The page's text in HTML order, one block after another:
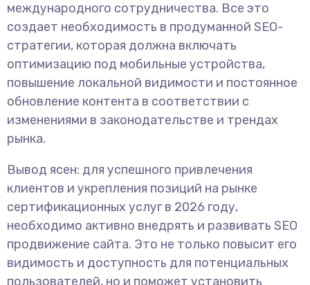
международного сотрудничества. Все это
создает необходимость в продуманной SEO-
стратегии, которая должна включать
оптимизацию под мобильные устройства,
повышение локальной видимости и постоянное
обновление контента в соответствии с
изменениями в законодательстве и трендах
рынка.
Вывод ясен: для успешного привлечения
клиентов и укрепления позиций на рынке
сертификационных услуг в 2026 году,
необходимо активно внедрять и развивать SEO
продвижение сайта. Это не только повысит его
видимость и доступность для потенциальных
пользователей, но и поможет установить